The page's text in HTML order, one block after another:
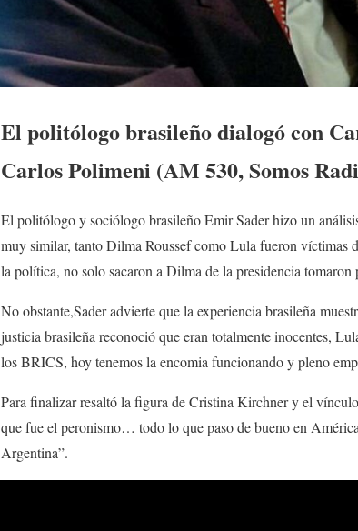
El politólogo brasileño dialogó con
Carlos Polimeni (AM 530, Somos
El politólogo y sociólogo brasileño Emir Sader hizo un
muy similar, tanto Dilma Roussef como Lula fueron víctimas
la política, no solo sacaron a Dilma de la presidencia
No obstante,Sader advierte que la experiencia brasileña
justicia brasileña reconoció que eran totalmente inocentes,
los BRICS, hoy tenemos la encomia funcionando y pleno
Para finalizar resaltó la figura de Cristina Kirchner y el
que fue el peronismo… todo lo que paso de bueno en
Argentina”.